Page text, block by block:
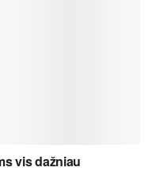
vis dažniau